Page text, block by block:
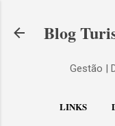
Blog
Gestão |
LINKS